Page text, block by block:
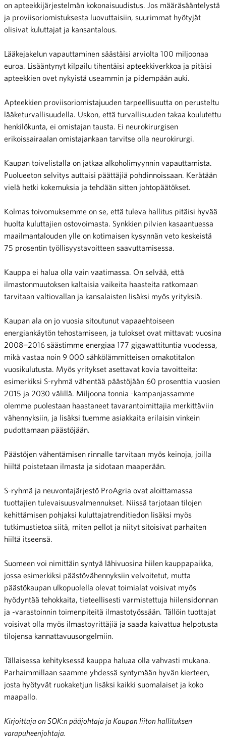
on apteekkijärjestelmän kokonaisuudistus. Jos määräsääntelystä
ja proviisoriomistuksesta luovuttaisiin, suurimmat hyötyjät
olisivat kuluttajat ja kansantalous.
Lääkejakelun vapauttaminen säästäisi arviolta 100 miljoonaa
euroa. Lisääntynyt kilpailu tihentäisi apteekkiverkkoa ja pitäisi
apteekkien ovet nykyistä useammin ja pidempään auki.
Apteekkien proviisoriomistajuuden tarpeellisuutta on perusteltu
lääketurvallisuudella. Uskon, että turvallisuuden takaa koulutettu
henkilökunta, ei omistajan tausta. Ei neurokirurgisen
erikoissairaalan omistajankaan tarvitse olla neurokirurgi.
Kaupan toivelistalla on jatkaa alkoholimyynnin vapauttamista.
Puolueeton selvitys auttaisi päättäjiä pohdinnoissaan. Kerätään
vielä hetki kokemuksia ja tehdään sitten johtopäätökset.
Kolmas toivomuksemme on se, että tuleva hallitus pitäisi hyvää
huolta kuluttajien ostovoimasta. Synkkien pilvien kasaantuessa
maailmantalouden ylle on kotimaisen kysynnän veto keskeistä
75 prosentin työllisyystavoitteen saavuttamisessa.
Kauppa ei halua olla vain vaatimassa. On selvää, että
ilmastonmuutoksen kaltaisia vaikeita haasteita ratkomaan
tarvitaan valtiovallan ja kansalaisten lisäksi myös yrityksiä.
Kaupan ala on jo vuosia sitoutunut vapaaehtoiseen
energiankäytön tehostamiseen, ja tulokset ovat mittavat: vuosina
2008−2016 säästimme energiaa 177 gigawattituntia vuodessa,
mikä vastaa noin 9 000 sähkölämmitteisen omakotitalon
vuosikulutusta. Myös yritykset asettavat kovia tavoitteita:
esimerkiksi S-ryhmä vähentää päästöjään 60 prosenttia vuosien
2015 ja 2030 välillä. Miljoona tonnia -kampanjassamme
olemme puolestaan haastaneet tavarantoimittajia merkittäviin
vähennyksiin, ja lisäksi tuemme asiakkaita erilaisin vinkein
pudottamaan päästöjään.
Päästöjen vähentämisen rinnalle tarvitaan myös keinoja, joilla
hiiltä poistetaan ilmasta ja sidotaan maaperään.
S-ryhmä ja neuvontajärjestö ProAgria ovat aloittamassa
tuottajien tulevaisuusvalmennukset. Niissä tarjotaan tilojen
kehittämisen pohjaksi kuluttajatrenditiedon lisäksi myös
tutkimustietoa siitä, miten pellot ja niityt sitoisivat parhaiten
hiiltä itseensä.
Suomeen voi nimittäin syntyä lähivuosina hiilen kauppapaikka,
jossa esimerkiksi päästövähennyksiin velvoitetut, mutta
päästökaupan ulkopuolella olevat toimialat voisivat myös
hyödyntää tehokkaita, tieteellisesti varmistettuja hiilensidonnan
ja -varastoinnin toimenpiteitä ilmastotyössään. Tällöin tuottajat
voisivat olla myös ilmastoyrittäjiä ja saada kaivattua helpotusta
tilojensa kannattavuusongelmiin.
Tällaisessa kehityksessä kauppa haluaa olla vahvasti mukana.
Parhaimmillaan saamme yhdessä syntymään hyvän kierteen,
josta hyötyvät ruokaketjun lisäksi kaikki suomalaiset ja koko
maapallo.
Kirjoittaja on SOK:n pääjohtaja ja Kaupan liiton hallituksen
varapuheenjohtaja.